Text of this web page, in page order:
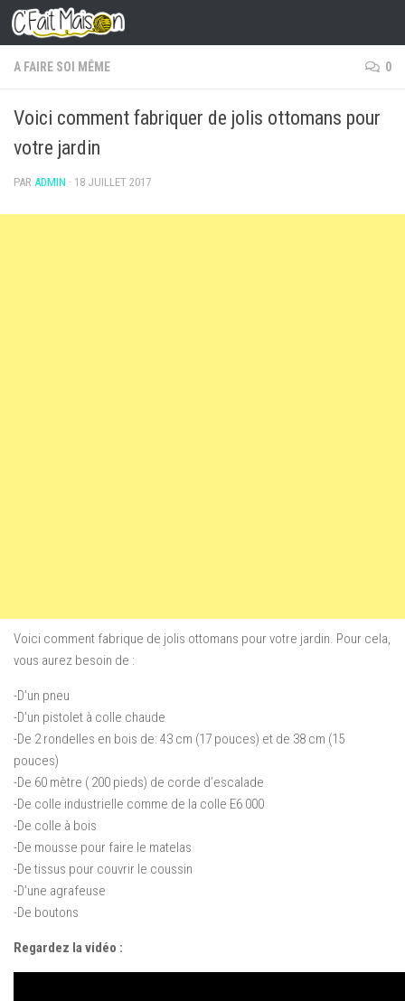
Skip to content
A FAIRE SOI MÊME 0
Voici comment fabriquer de jolis ottomans pour
votre jardin
PAR ADMIN · 18 JUILLET 2017
Voici comment fabrique de jolis ottomans pour votre jardin. Pour cela,
vous aurez besoin de :
-D’un pneu
-D’un pistolet à colle chaude
-De 2 rondelles en bois de: 43 cm (17 pouces) et de 38 cm (15
pouces)
-De 60 mètre ( 200 pieds) de corde d’escalade
-De colle industrielle comme de la colle E6 000
-De colle à bois
-De mousse pour faire le matelas
-De tissus pour couvrir le coussin
-D’une agrafeuse
-De boutons
Regardez la vidéo :